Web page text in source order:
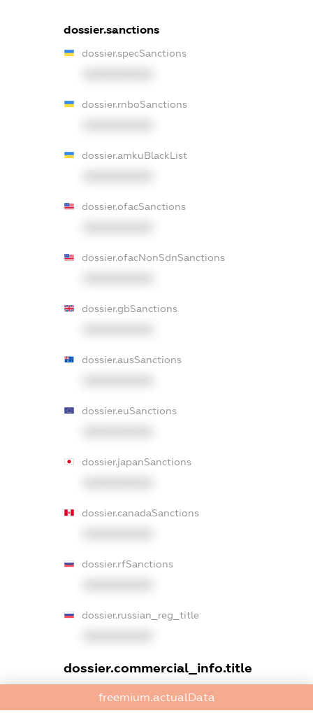
dossier.sanctions
dossier.specSanctions
dossier.rnboSanctions
dossier.amkuBlackList
dossier.ofacSanctions
dossier.ofacNonSdnSanctions
dossier.gbSanctions
dossier.ausSanctions
dossier.euSanctions
dossier.japanSanctions
dossier.canadaSanctions
dossier.rfSanctions
dossier.russian_reg_title
dossier.commercial_info.title
dossier.commercial_info.postal_address
freemium.actualData